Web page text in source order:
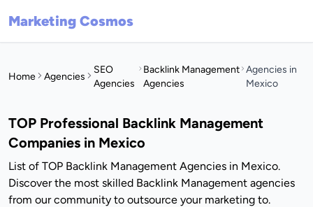
Marketing Cosmos
Home Agencies
SEO
Agencies
Backlink Management
Agencies
Agencies in
Mexico
TOP Professional Backlink Management
Companies in Mexico
List of TOP Backlink Management Agencies in Mexico.
Discover the most skilled Backlink Management agencies
from our community to outsource your marketing to.